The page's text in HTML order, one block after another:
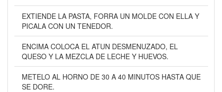
EXTIENDE LA PASTA, FORRA UN MOLDE CON ELLA Y
PICALA CON UN TENEDOR.
ENCIMA COLOCA EL ATUN DESMENUZADO, EL
QUESO Y LA MEZCLA DE LECHE Y HUEVOS.
METELO AL HORNO DE 30 A 40 MINUTOS HASTA QUE
SE DORE.